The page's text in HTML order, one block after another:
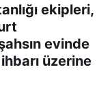
ekipleri,
evinde
üzerine